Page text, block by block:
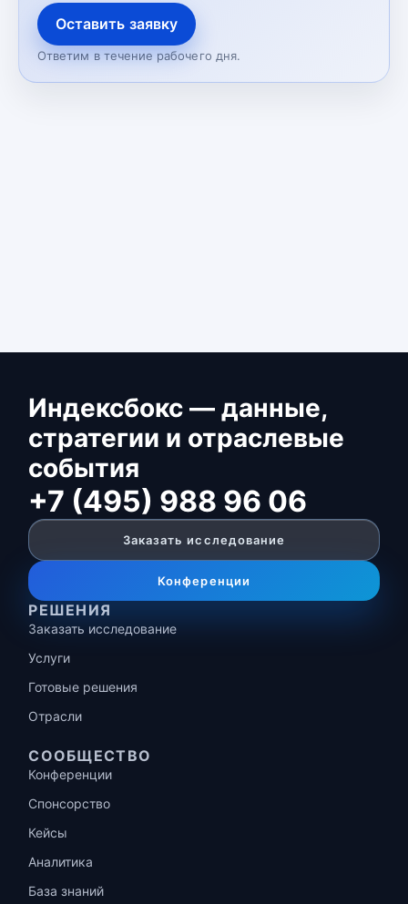
Оставить заявку
Ответим в течение рабочего дня.
Индексбокс — данные,
стратегии и отраслевые
события
+7 (495) 988 96 06
Заказать исследование
Конференции
РЕШЕНИЯ
Заказать исследование
Услуги
Готовые решения
Отрасли
СООБЩЕСТВО
Конференции
Спонсорство
Кейсы
Аналитика
База знаний